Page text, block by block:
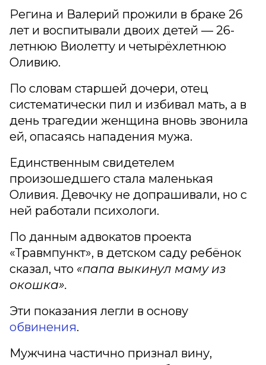
Регина и Валерий прожили в браке 26
лет и воспитывали двоих детей — 26-
летнюю Виолетту и четырёхлетнюю
Оливию.
По словам старшей дочери, отец
систематически пил и избивал мать, а в
день трагедии женщина вновь звонила
ей, опасаясь нападения мужа.
Единственным свидетелем
произошедшего стала маленькая
Оливия. Девочку не допрашивали, но с
ней работали психологи.
По данным адвокатов проекта
«Травмпункт», в детском саду ребёнок
сказал, что «папа выкинул маму из
окошка».
Эти показания легли в основу
обвинения.
Мужчина частично признал вину,